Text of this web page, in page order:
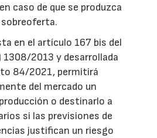
caso de que se produzca
en el artículo 167 bis del
1308/2013 y desarrollada
84/2021, permitirá
del mercado un
o destinarlo a
si las previsiones de
justifican un riesgo